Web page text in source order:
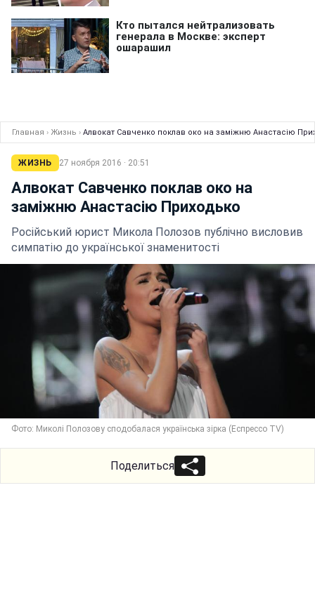
Главная › Жизнь › Алвокат Савченко поклав око на заміжню Анастасію
ЖИЗНЬ 27 ноября 2016 · 20:51
Алвокат Савченко поклав око на
заміжню Анастасію Приходько
Російський юрист Микола Полозов публічно висловив
симпатію до української знаменитості
Фото: Миколі Полозову сподобалася українська зірка (Еспрессо TV)
Поделиться